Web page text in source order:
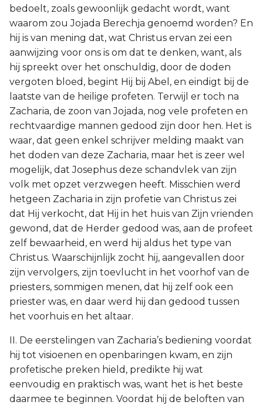
bedoelt, zoals gewoonlijk gedacht wordt, want
waarom zou Jojada Berechja genoemd worden? En
hij is van mening dat, wat Christus ervan zei een
aanwijzing voor ons is om dat te denken, want, als
hij spreekt over het onschuldig, door de doden
vergoten bloed, begint Hij bij Abel, en eindigt bij de
laatste van de heilige profeten. Terwijl er toch na
Zacharia, de zoon van Jojada, nog vele profeten en
rechtvaardige mannen gedood zijn door hen. Het is
waar, dat geen enkel schrijver melding maakt van
het doden van deze Zacharia, maar het is zeer wel
mogelijk, dat Josephus deze schandvlek van zijn
volk met opzet verzwegen heeft. Misschien werd
hetgeen Zacharia in zijn profetie van Christus zei
dat Hij verkocht, dat Hij in het huis van Zijn vrienden
gewond, dat de Herder gedood was, aan de profeet
zelf bewaarheid, en werd hij aldus het type van
Christus. Waarschijnlijk zocht hij, aangevallen door
zijn vervolgers, zijn toevlucht in het voorhof van de
priesters, sommigen menen, dat hij zelf ook een
priester was, en daar werd hij dan gedood tussen
het voorhuis en het altaar.
II. De eerstelingen van Zacharia’s bediening voordat
hij tot visioenen en openbaringen kwam, en zijn
profetische preken hield, predikte hij wat
eenvoudig en praktisch was, want het is het beste
daarmee te beginnen. Voordat hij de beloften van